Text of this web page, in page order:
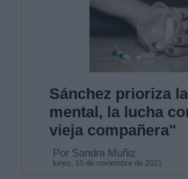
Sánchez prioriza
mental, la lucha
vieja compañera"
Por Sandra Muñiz
lunes, 15 de noviembre de 2021